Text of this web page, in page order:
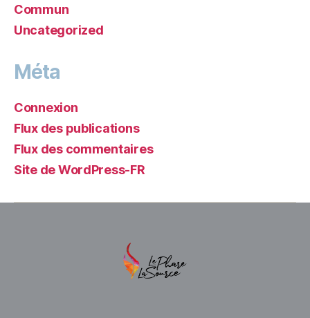
Commun
Uncategorized
Méta
Connexion
Flux des publications
Flux des commentaires
Site de WordPress-FR